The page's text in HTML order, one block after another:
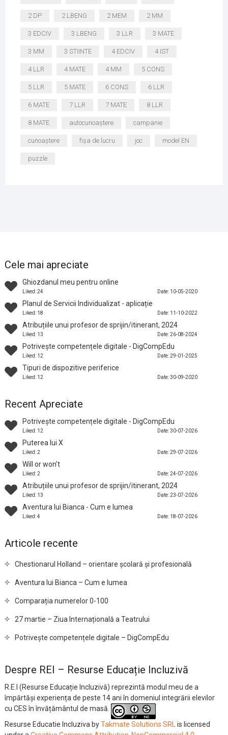
2 DP 2 LBENG 2 MEM 2 MM
3 EDCIV 3 LBENG 3 LLR 3 MATE
3 MM 3 STIINTE 4 EDCIV 4 IST
4 LLR 4 MATE 4 MM 5 CONS
5 LLR 5 MATE 6 CONS 6 LLR
6 MATE 7 LLR 7 MATE 8 LLR
8 MATE autocunoaștere campanie
cunoaștere fișa de lucru joc model EN
puzzle
Cele mai apreciate
Ghiozdanul meu pentru online
Liked: 24 Date: 10-05-2020
Planul de Servicii Individualizat - aplicație
Liked: 18 Date: 11-10-2022
Atribuțiile unui profesor de sprijin/itinerant, 2024
Liked: 13 Date: 26-08-2024
Potrivește competențele digitale - DigCompEdu
Liked: 12 Date: 29-01-2025
Tipuri de dispozitive periferice
Liked: 12 Date: 30-09-2020
Recent Apreciate
Potrivește competențele digitale - DigCompEdu
Liked: 12 Date: 30-07-2026
Puterea lui X
Liked: 2 Date: 29-07-2026
Will or won't
Liked: 2 Date: 24-07-2026
Atribuțiile unui profesor de sprijin/itinerant, 2024
Liked: 13 Date: 23-07-2026
Aventura lui Bianca - Cum e lumea
Liked: 4 Date: 18-07-2026
Articole recente
Chestionarul Holland – orientare școlară și profesională
Aventura lui Bianca – Cum e lumea
Comparația numerelor 0-100
27 martie – Ziua Internațională a Teatrului
Potrivește competențele digitale – DigCompEdu
Despre REI – Resurse Educație Incluzivă
R.E.I (Resurse Educație Incluzivă) reprezintă modul meu de a
împărtăși experiența de peste 14 ani în domeniul integrării elevilor
cu CES în învățământul de masă.
Resurse Educatie IncluzivabyTakmate Solutions SRLis licensed